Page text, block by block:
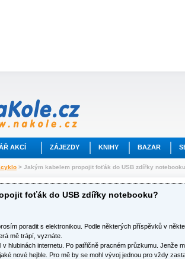
AKCÍ ZÁJEZDY KNIHY BAZAR
> Jakým kabelem propojit foťák do USB zdířky
foťák do USB zdířky notebooku?
poradit s elektronikou. Podle některých příspěvků v
mě trápí, vyznáte.
hlubinách internetu. Po patřičně pracném průzkumu. Jenže
nové hejble. Pro mě by se mohl vývoj jednou pro vždy